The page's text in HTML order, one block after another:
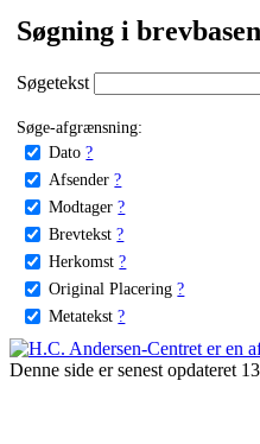
Søgning i brevbasen
Søgetekst
Søge-afgrænsning:
Dato ?
Afsender ?
Modtager ?
Brevtekst ?
Herkomst ?
Original Placering ?
Metatekst ?
Denne side er senest opdateret